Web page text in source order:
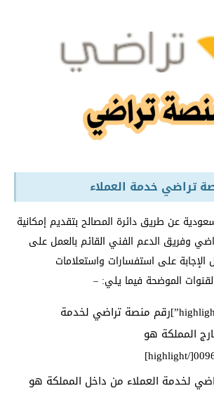
تراضي خدمة العملاء
عن طريق دائرة المصالح بتقديم إمكانية
وفريق الدعم الفني القائم بالعمل على
على استفسارات واستعلامات
الموضحة فيما يلي: –
[highlight color=”red”]رقم منصة تراضي لخدمة
المملكة هو
لخدمة العملاء من داخل المملكة هو